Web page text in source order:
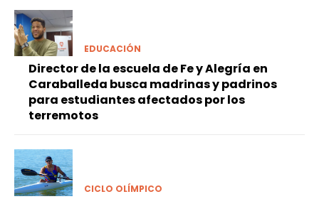
EDUCACIÓN
Director de la escuela de Fe y Alegría en
Caraballeda busca madrinas y padrinos
para estudiantes afectados por los
terremotos
CICLO OLÍMPICO